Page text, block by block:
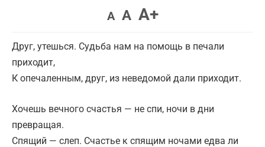
A A A+
Друг, утешься. Судьба нам на помощь в печали
приходит,
К опечаленным, друг, из неведомой дали приходит.
Хочешь вечного счастья — не спи, ночи в дни
превращая.
Спящий — слеп. Счастье к спящим ночами едва ли